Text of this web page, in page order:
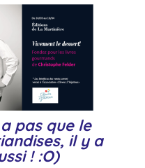
pas que le
il y a
! :O)